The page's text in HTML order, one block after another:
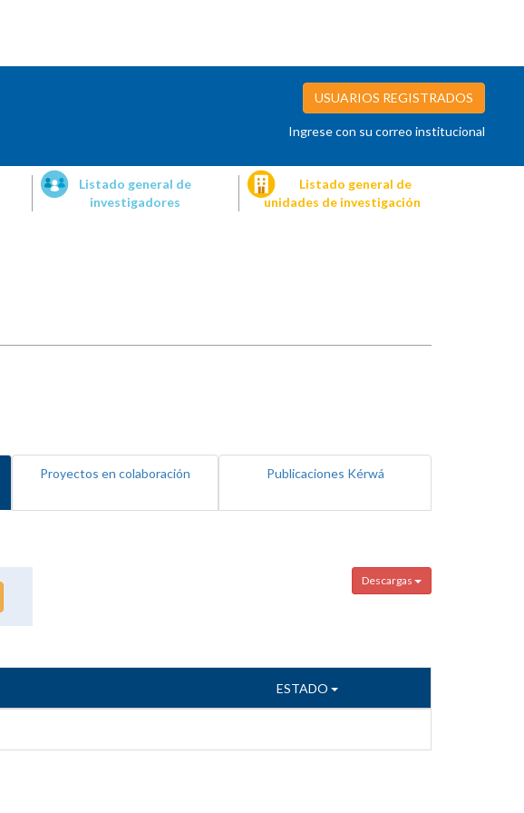
USUARIOS REGISTRADOS
Ingrese con su correo institucional
Listado general de
investigadores
Listado general de
unidades de investigación
Proyectos en colaboración Publicaciones Kérwá
Descargas
ESTADO